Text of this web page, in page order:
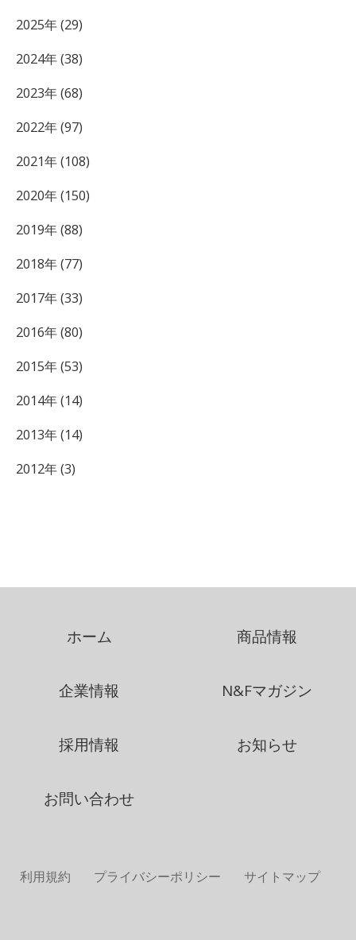
2025年 (29)
2024年 (38)
2023年 (68)
2022年 (97)
2021年 (108)
2020年 (150)
2019年 (88)
2018年 (77)
2017年 (33)
2016年 (80)
2015年 (53)
2014年 (14)
2013年 (14)
2012年 (3)
ホーム 商品情報
企業情報 N&Fマガジン
採用情報 お知らせ
お問い合わせ
利用規約 プライバシーポリシー サイトマップ